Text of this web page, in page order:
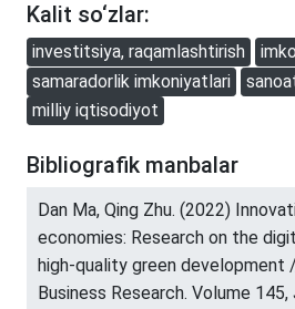
Kalit so‘zlar:
investitsiya, raqamlashtirish
samaradorlik imkoniyatlari
milliy iqtisodiyot
Bibliografik manbalar
Dan Ma, Qing Zhu. (2022)
economies: Research on the
high-quality green development
Business Research. Volume